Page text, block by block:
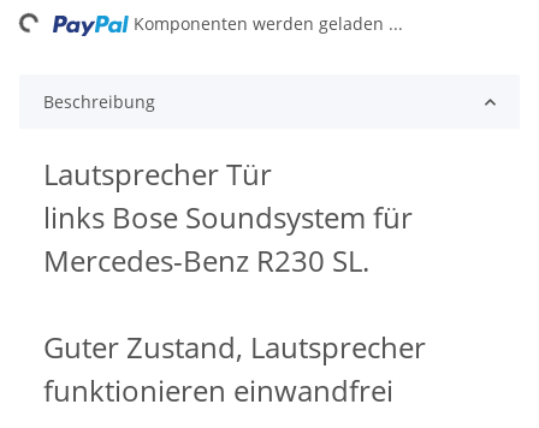
Komponenten werden geladen ...
Beschreibung
Lautsprecher Tür
links Bose Soundsystem für
Mercedes-Benz R230 SL.
Guter Zustand, Lautsprecher
funktionieren einwandfrei